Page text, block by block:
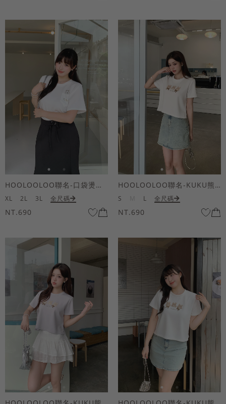
HOOLOOLOO聯名-口袋燙金KUKU熊短袖上衣
XL 2L 3L 全尺碼
NT.690
HOOLOOLOO聯名-KUKU熊蝴蝶結短袖上衣
S L 全尺碼
NT.690